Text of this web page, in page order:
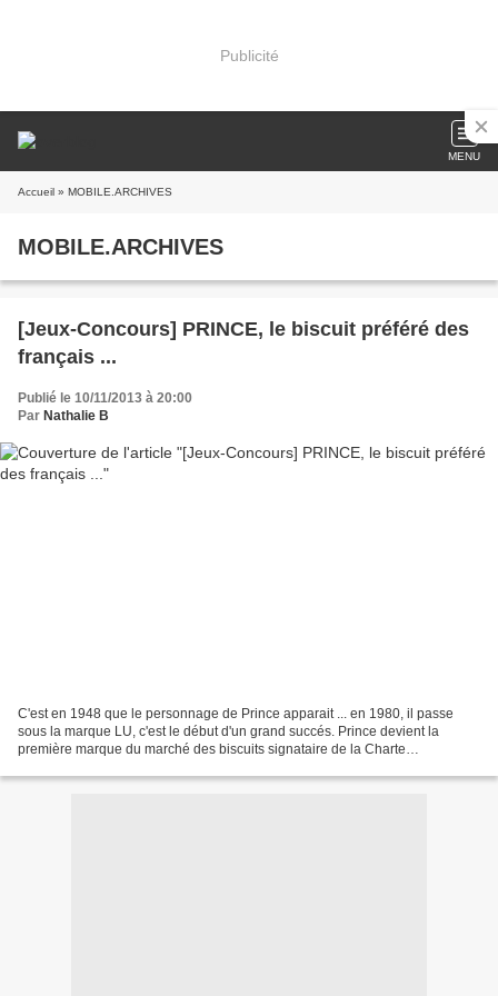
Publicité
MENU
Accueil » MOBILE.ARCHIVES
MOBILE.ARCHIVES
[Jeux-Concours] PRINCE, le biscuit préféré des
français ...
Publié le 10/11/2013 à 20:00
Par Nathalie B
C'est en 1948 que le personnage de Prince apparait ... en 1980, il passe
sous la marque LU, c'est le début d'un grand succés. Prince devient la
première marque du marché des biscuits signataire de la Charte